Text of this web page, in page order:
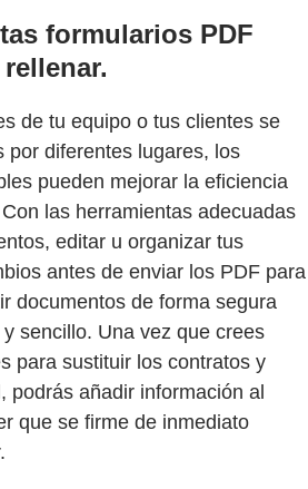
formularios PDF
de tu equipo o tus clientes se
por diferentes lugares, los
pueden mejorar la eficiencia
las herramientas adecuadas
editar u organizar tus
antes de enviar los PDF para
documentos de forma segura
sencillo. Una vez que crees
para sustituir los contratos y
podrás añadir información al
que se firme de inmediato